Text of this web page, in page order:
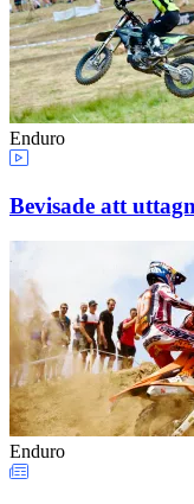
Enduro
Bevisade att
Enduro